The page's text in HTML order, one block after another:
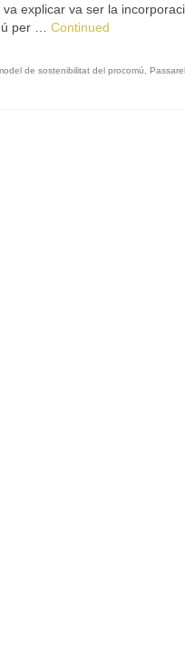
va explicar va ser la
per … Continued
de sostenibilitat del procomú